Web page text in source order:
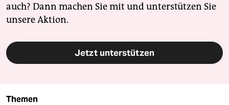
auch? Dann machen Sie mit und unterstützen Sie
unsere Aktion.
Jetzt unterstützen
Themen